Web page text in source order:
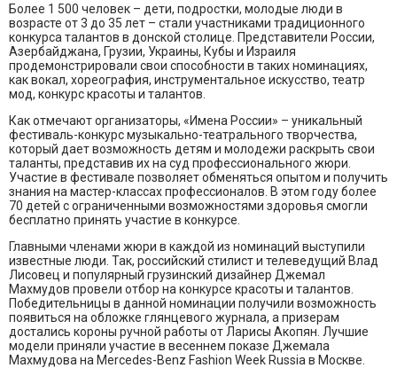
Более 1 500 человек – дети, подростки, молодые люди в
возрасте от 3 до 35 лет – стали участниками традиционного
конкурса талантов в донской столице. Представители России,
Азербайджана, Грузии, Украины, Кубы и Израиля
продемонстрировали свои способности в таких номинациях,
как вокал, хореография, инструментальное искусство, театр
мод, конкурс красоты и талантов.
Как отмечают организаторы, «Имена России» – уникальный
фестиваль-конкурс музыкально-театрального творчества,
который дает возможность детям и молодежи раскрыть свои
таланты, представив их на суд профессионального жюри.
Участие в фестивале позволяет обменяться опытом и получить
знания на мастер-классах профессионалов. В этом году более
70 детей с ограниченными возможностями здоровья смогли
бесплатно принять участие в конкурсе.
Главными членами жюри в каждой из номинаций выступили
известные люди. Так, российский стилист и телеведущий Влад
Лисовец и популярный грузинский дизайнер Джемал
Махмудов провели отбор на конкурсе красоты и талантов.
Победительницы в данной номинации получили возможность
появиться на обложке глянцевого журнала, а призерам
достались короны ручной работы от Ларисы Акопян. Лучшие
модели приняли участие в весеннем показе Джемала
Махмудова на Mercedes-Benz Fashion Week Russia в Москве.